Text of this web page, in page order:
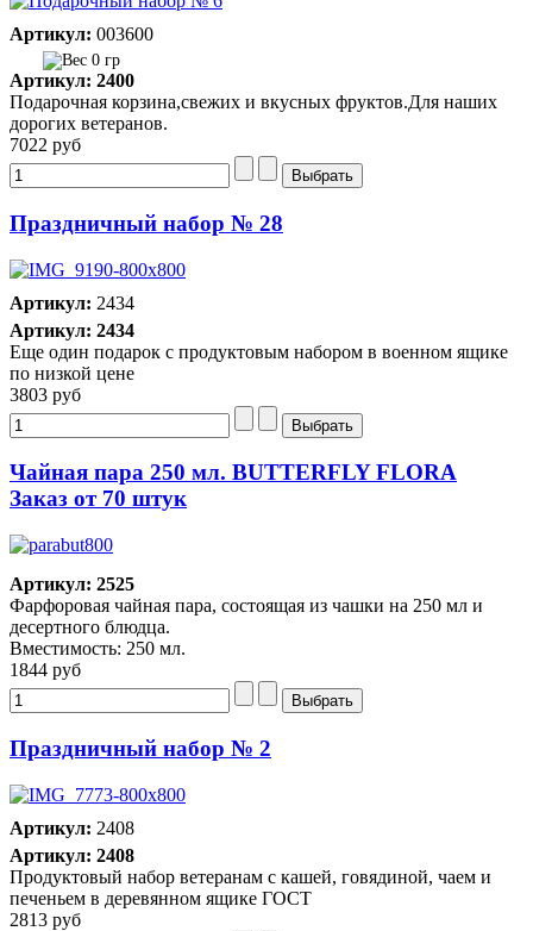
Артикул: 003600
0 гр
Артикул: 2400
Подарочная корзина,свежих и вкусных фруктов.Для наших
дорогих ветеранов.
7022 руб
Праздничный набор № 28
Артикул: 2434
Артикул: 2434
Еще один подарок с продуктовым набором в военном ящике
по низкой цене
3803 руб
Чайная пара 250 мл. BUTTERFLY FLORA
Заказ от 70 штук
Артикул: 2525
Фарфоровая чайная пара, состоящая из чашки на 250 мл и
десертного блюдца.
Вместимость: 250 мл.
1844 руб
Праздничный набор № 2
Артикул: 2408
Артикул: 2408
Продуктовый набор ветеранам с кашей, говядиной, чаем и
печеньем в деревянном ящике ГОСТ
2813 руб